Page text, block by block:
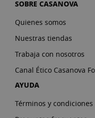
SOBRE CASANOVA
Quienes somos
Nuestras tiendas
Trabaja con nosotros
Canal Ético Casanova
AYUDA
Términos y condiciones